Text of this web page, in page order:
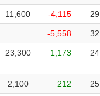
11,600 -4,115
-5,558
23,300 1,173
2,100 212